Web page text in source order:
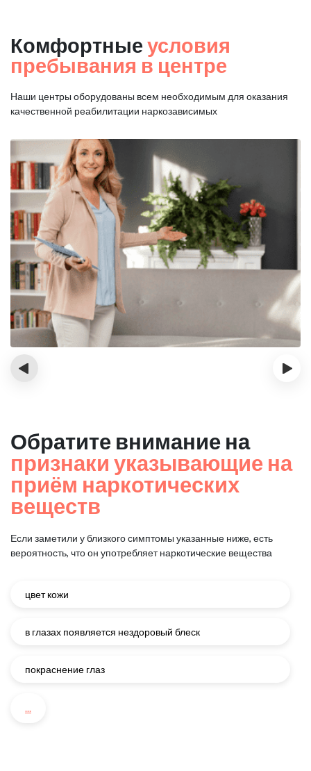
Комфортные условия
пребывания в центре
Наши центры оборудованы всем необходимым для оказания
качественной реабилитации наркозависимых
‹ ›
Обратите внимание на
признаки указывающие на
приём наркотических
веществ
Если заметили у близкого симптомы указанные ниже, есть
вероятность, что он употребляет наркотические вещества
цвет кожи
в глазах появляется нездоровый блеск
покраснение глаз
...